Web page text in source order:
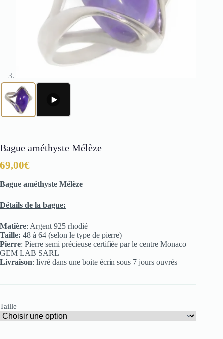
Bague améthyste Mélèze
69,00€
Bague améthyste Mélèze
Détails de la bague:
Matière: Argent 925 rhodié
Taille: 48 à 64 (selon le type de pierre)
Pierre: Pierre semi précieuse certifiée par le centre Monaco
GEM LAB SARL
Livraison: livré dans une boite écrin sous 7 jours ouvrés
Taille